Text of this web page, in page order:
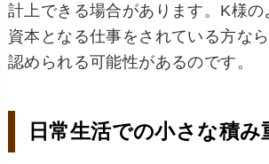
計上できる場合があります。K様
資本となる仕事をされている方な
認められる可能性があるのです。
日常生活での小さな積み